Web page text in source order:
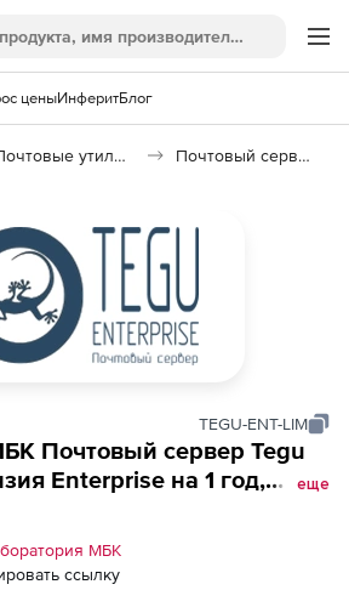
ценыИнферитБлог
Почтовые утилиты Почтовый сервер Tegu
TEGU-ENT-LIM
Почтовый сервер Tegu
Enterprise на 1 год,
еще
МБК
ссылку